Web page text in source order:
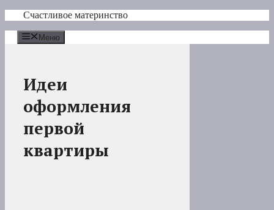
Перейти
содержимому
Счастливое материнство
Меню
Идеи
оформления
первой
квартиры